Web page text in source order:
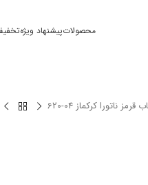
محصولاتپیشنهاد ویژه
ناتورا کرکماز 620-04